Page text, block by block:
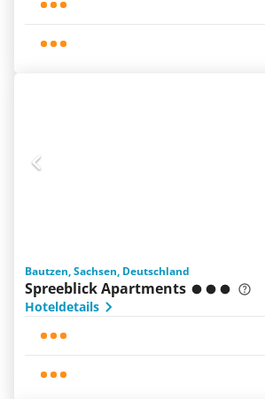
Bautzen, Sachsen, Deutschland
Spreeblick Apartments
Hoteldetails